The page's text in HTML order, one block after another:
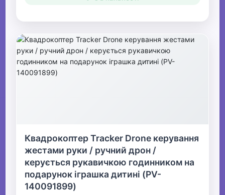
Квадрокоптер Tracker Drone керування
жестами руки / ручний дрон /
керується рукавичкою годинником на
подарунок іграшка дитині (PV-
140091899)